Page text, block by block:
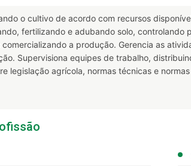
o cultivo de acordo com recursos
fertilizando e adubando solo,
a produção. Gerencia as
Supervisiona equipes de trabalho,
legislação agrícola, normas técnicas e